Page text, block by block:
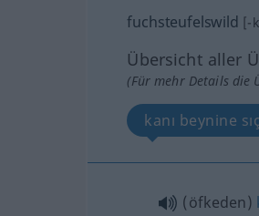
fuchsteufelswild [-
Übersicht aller
(Für mehr Details die
kanı beynine
(öfkeden)